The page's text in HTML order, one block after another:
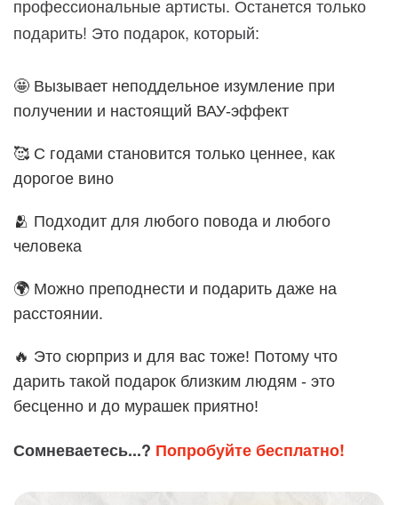
профессиональные артисты. Останется только
подарить! Это подарок, который:
🤩 Вызывает неподдельное изумление при
получении и настоящий ВАУ-эффект
🥰 С годами становится только ценнее, как
дорогое вино
🫂 Подходит для любого повода и любого
человека
🌍 Можно преподнести и подарить даже на
расстоянии.
🔥 Это сюрприз и для вас тоже! Потому что
дарить такой подарок близким людям - это
бесценно и до мурашек приятно!
Сомневаетесь...? Попробуйте бесплатно!